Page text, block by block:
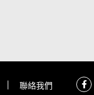
聯絡我們